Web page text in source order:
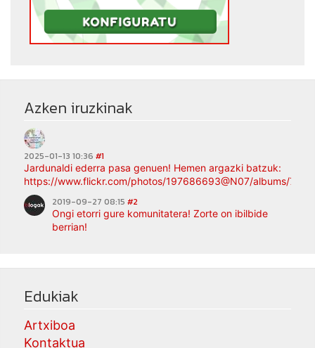
Azken iruzkinak
2025-01-13 10:36 #1
Jardunaldi ederra pasa genuen! Hemen argazki batzuk:
https://www.flickr.com/photos/197686693@N07/albums/
2019-09-27 08:15 #2
Ongi etorri gure komunitatera! Zorte on ibilbide
berrian!
Edukiak
Artxiboa
Kontaktua